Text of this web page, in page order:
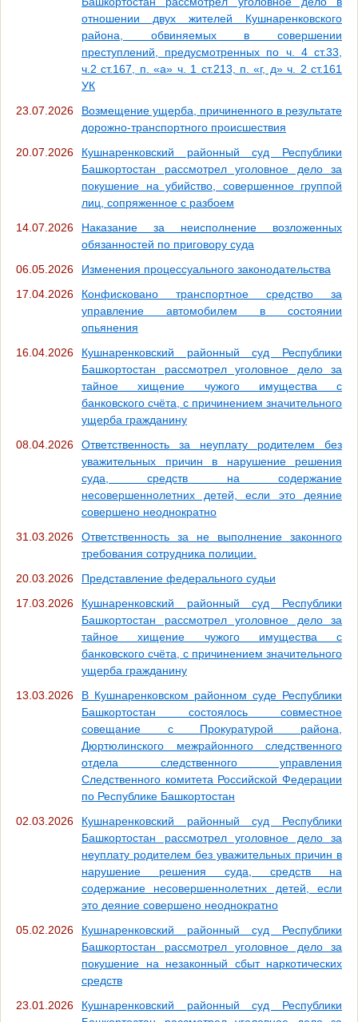
отношении двух жителей Кушнаренковского
района, обвиняемых в совершении
преступлений, предусмотренных по ч. 4 ст.33,
ч.2 ст.167, п. «а» ч. 1 ст.213, п. «г, д» ч. 2 ст.161
УК
23.07.2026
Возмещение ущерба, причиненного в результате
дорожно-транспортного происшествия
20.07.2026
Кушнаренковский районный суд Республики
Башкортостан рассмотрел уголовное дело за
покушение на убийство, совершенное группой
лиц, сопряженное с разбоем
14.07.2026
Наказание за неисполнение возложенных
обязанностей по приговору суда
06.05.2026
Изменения процессуального законодательства
17.04.2026
Конфисковано транспортное средство за
управление автомобилем в состоянии
опьянения
16.04.2026
Кушнаренковский районный суд Республики
Башкортостан рассмотрел уголовное дело за
тайное хищение чужого имущества с
банковского счёта, с причинением значительного
ущерба гражданину
08.04.2026
Ответственность за неуплату родителем без
уважительных причин в нарушение решения
суда, средств на содержание
несовершеннолетних детей, если это деяние
совершено неоднократно
31.03.2026
Ответственность за не выполнение законного
требования сотрудника полиции.
20.03.2026
Представление федерального судьи
17.03.2026
Кушнаренковский районный суд Республики
Башкортостан рассмотрел уголовное дело за
тайное хищение чужого имущества с
банковского счёта, с причинением значительного
ущерба гражданину
13.03.2026
В Кушнаренковском районном суде Республики
Башкортостан состоялось совместное
совещание с Прокуратурой района,
Дюртюлинского межрайонного следственного
отдела следственного управления
Следственного комитета Российской Федерации
по Республике Башкортостан
02.03.2026
Кушнаренковский районный суд Республики
Башкортостан рассмотрел уголовное дело за
неуплату родителем без уважительных причин в
нарушение решения суда, средств на
содержание несовершеннолетних детей, если
это деяние совершено неоднократно
05.02.2026
Кушнаренковский районный суд Республики
Башкортостан рассмотрел уголовное дело за
покушение на незаконный сбыт наркотических
средств
23.01.2026
Кушнаренковский районный суд Республики